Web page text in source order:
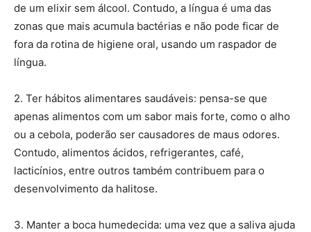
de um elixir sem álcool. Contudo, a língua é uma das
zonas que mais acumula bactérias e não pode ficar de
fora da rotina de higiene oral, usando um raspador de
língua.
2. Ter hábitos alimentares saudáveis: pensa-se que
apenas alimentos com um sabor mais forte, como o alho
ou a cebola, poderão ser causadores de maus odores.
Contudo, alimentos ácidos, refrigerantes, café,
lacticínios, entre outros também contribuem para o
desenvolvimento da halitose.
3. Manter a boca humedecida: uma vez que a saliva ajuda